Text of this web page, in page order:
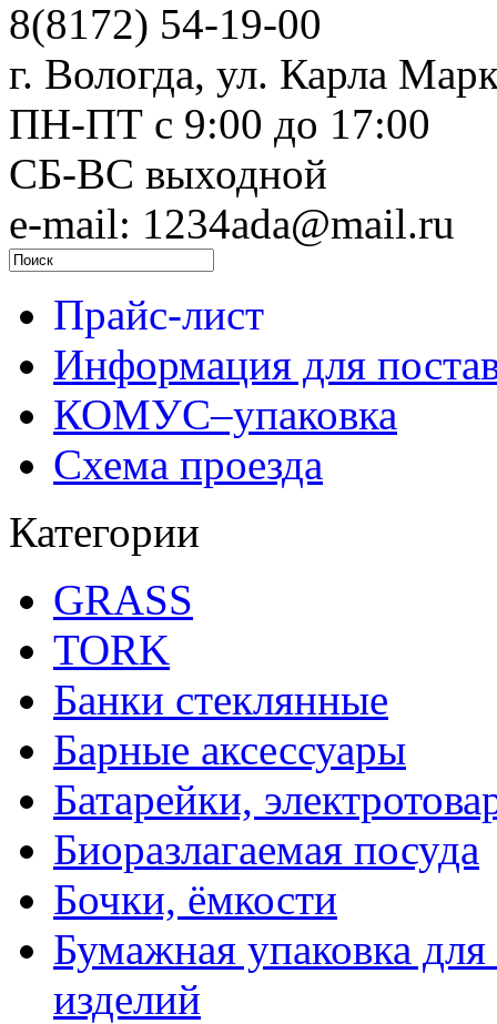
8(8172) 54-19-00
г. Вологда, ул. Карла
ПН-ПТ c 9:00 до 17:00
СБ-ВС выходной
e-mail: 1234ada@mail.ru
Прайс-лист
Информация для
КОМУС–упаковка
Схема проезда
Категории
GRASS
TORK
Банки стеклянные
Барные аксессуары
Батарейки,
Биоразлагаемая посуда
Бочки, ёмкости
Бумажная упаковка
изделий